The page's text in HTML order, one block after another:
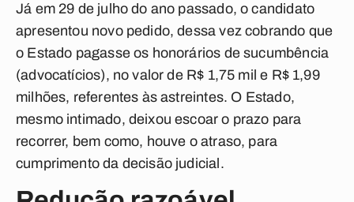
Já em 29 de julho do ano passado, o candidato
apresentou novo pedido, dessa vez cobrando que
o Estado pagasse os honorários de sucumbência
(advocatícios), no valor de R$ 1,75 mil e R$ 1,99
milhões, referentes às astreintes. O Estado,
mesmo intimado, deixou escoar o prazo para
recorrer, bem como, houve o atraso, para
cumprimento da decisão judicial.